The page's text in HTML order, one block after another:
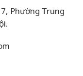
Phường Trung